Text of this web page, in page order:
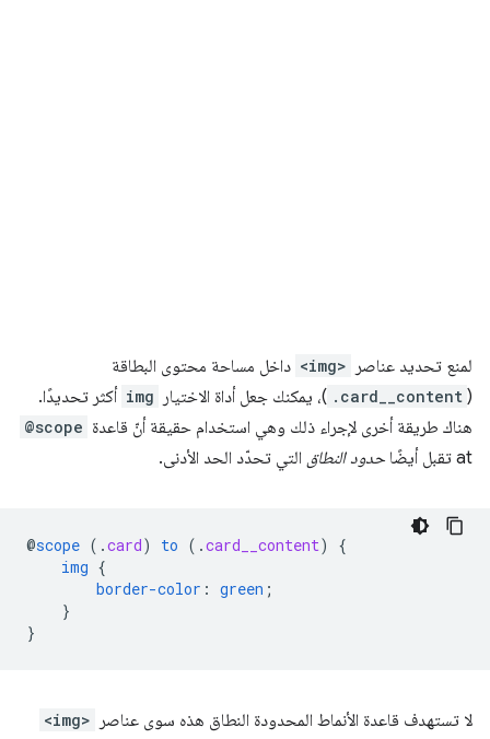
لمنع تحديد عناصر <img> داخل مساحة محتوى البطاقة
(
.card__content )، يمكنك جعل أداة الاختيار img أكثر تحديدًا.
هناك طريقة أخرى لإجراء ذلك وهي استخدام حقيقة أنّ قاعدة @scope
at تقبل أيضًا حدود النطاق التي تحدّد الحد الأدنى.
@scope ( .card) to ( .card__content)
{
img {
border-color : green ;
}
}
لا تستهدف قاعدة الأنماط المحدودة النطاق هذه سوى عناصر <img>